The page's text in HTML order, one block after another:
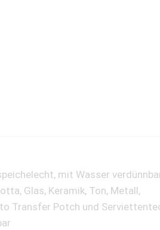
mit Wasser
Glas, Keramik, Ton, Metall,
Transfer Potch und